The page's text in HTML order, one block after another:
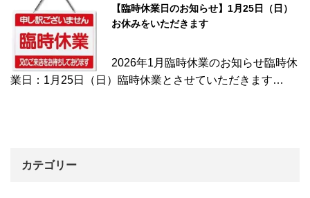
【臨時休業日のお知らせ】1月25日（日）
お休みをいただきます
2026年1月臨時休業のお知らせ臨時休
業日：1月25日（日）臨時休業とさせていただきます…
カテゴリー